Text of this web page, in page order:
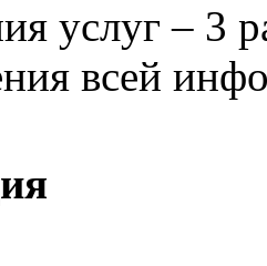
услуг – 3
всей